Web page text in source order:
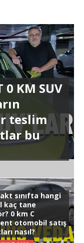
0 KM SUV
teslim
bu
sınıfta hangi
kaç tane
0 km C
otomobil satış
nasıl?